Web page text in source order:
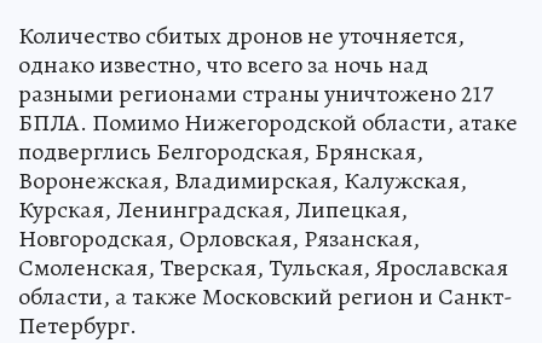
Количество сбитых дронов не уточняется,
однако известно, что всего за ночь над
разными регионами страны уничтожено 217
БПЛА. Помимо Нижегородской области, атаке
подверглись Белгородская, Брянская,
Воронежская, Владимирская, Калужская,
Курская, Ленинградская, Липецкая,
Новгородская, Орловская, Рязанская,
Смоленская, Тверская, Тульская, Ярославская
области, а также Московский регион и Санкт-
Петербург.